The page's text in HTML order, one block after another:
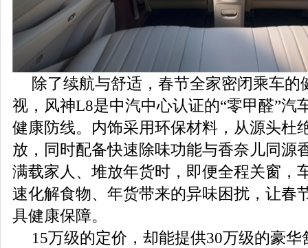
除了续航与舒适，春节全家密闭乘车的
视，风神L8是中汽中心认证的“零甲醛”汽
健康防线。内饰采用环保材料，从源头杜
放，同时配备快速除味功能与香奈儿同源
满载家人、堆放年货时，即便全程关窗，
速化解食物、年货带来的异味困扰，让春
具健康保障。
15万级的定价，却能提供30万级的豪